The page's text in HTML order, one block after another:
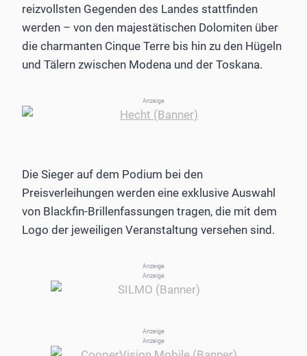
reizvollsten Gegenden des Landes stattfinden
werden – von den majestätischen Dolomiten über
die charmanten Cinque Terre bis hin zu den Hügeln
und Tälern zwischen Modena und der Toskana.
Anzeige
Die Sieger auf dem Podium bei den
Preisverleihungen werden eine exklusive Auswahl
von Blackfin-Brillenfassungen tragen, die mit dem
Logo der jeweiligen Veranstaltung versehen sind.
Anzeige
Anzeige
Anzeige
Anzeige